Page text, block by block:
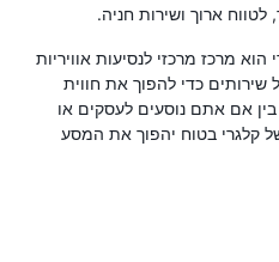
לטווח ארוך ושירות חניה.
מרכז מרכזי לנסיעות אוויריות
שירותים כדי להפוך את חווית
אם אתם נוסעים לעסקים או
קלגרי בטוח יהפוך את המסע